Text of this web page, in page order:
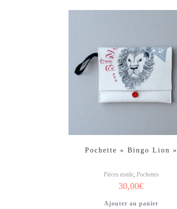
Pochette « Bingo Lion »
Pièces textile, Pochettes
30,00€
Ajouter au panier